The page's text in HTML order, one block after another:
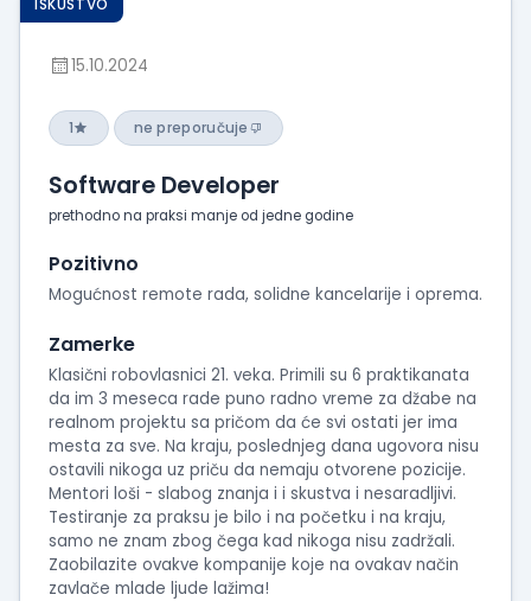
ISKUSTVO
15.10.2024
1 ne preporučuje
Software Developer
prethodno na praksi manje od jedne godine
Pozitivno
Mogućnost remote rada, solidne kancelarije i oprema.
Zamerke
Klasični robovlasnici 21. veka. Primili su 6 praktikanata
da im 3 meseca rade puno radno vreme za džabe na
realnom projektu sa pričom da će svi ostati jer ima
mesta za sve. Na kraju, poslednjeg dana ugovora nisu
ostavili nikoga uz priču da nemaju otvorene pozicije.
Mentori loši - slabog znanja i i skustva i nesaradljivi.
Testiranje za praksu je bilo i na početku i na kraju,
samo ne znam zbog čega kad nikoga nisu zadržali.
Zaobilazite ovakve kompanije koje na ovakav način
zavlače mlade ljude lažima!